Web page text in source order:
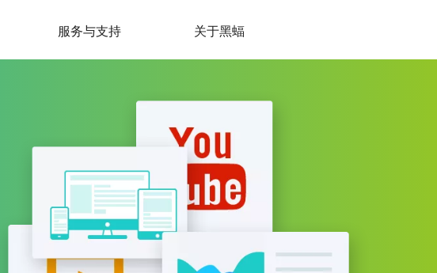
服务与支持 关于黑蝠